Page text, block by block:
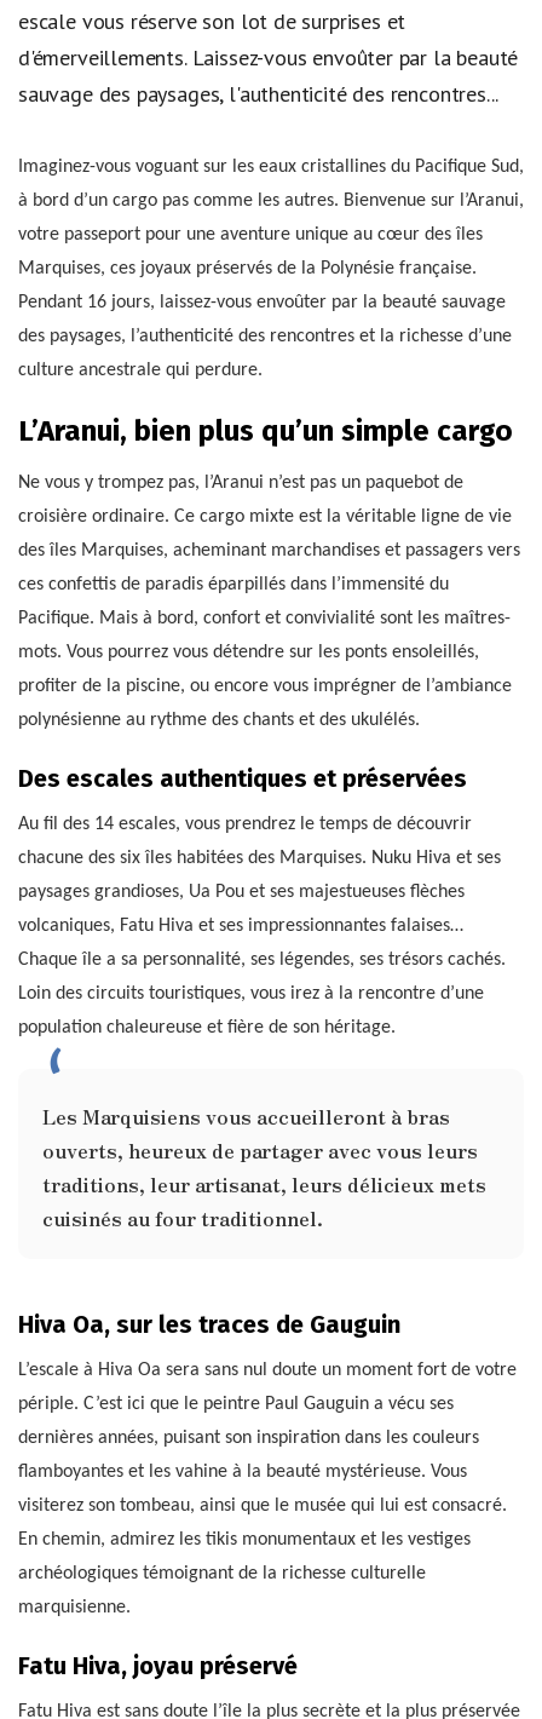
escale vous réserve son lot de surprises et
d'émerveillements. Laissez-vous envoûter par la beauté
sauvage des paysages, l'authenticité des rencontres...
Imaginez-vous voguant sur les eaux cristallines du Pacifique Sud,
à bord d’un cargo pas comme les autres. Bienvenue sur l’Aranui,
votre passeport pour une aventure unique au cœur des îles
Marquises, ces joyaux préservés de la Polynésie française.
Pendant 16 jours, laissez-vous envoûter par la beauté sauvage
des paysages, l’authenticité des rencontres et la richesse d’une
culture ancestrale qui perdure.
L’Aranui, bien plus qu’un simple cargo
Ne vous y trompez pas, l’Aranui n’est pas un paquebot de
croisière ordinaire. Ce cargo mixte est la véritable ligne de vie
des îles Marquises, acheminant marchandises et passagers vers
ces confettis de paradis éparpillés dans l’immensité du
Pacifique. Mais à bord, confort et convivialité sont les maîtres-
mots. Vous pourrez vous détendre sur les ponts ensoleillés,
profiter de la piscine, ou encore vous imprégner de l’ambiance
polynésienne au rythme des chants et des ukulélés.
Des escales authentiques et préservées
Au fil des 14 escales, vous prendrez le temps de découvrir
chacune des six îles habitées des Marquises. Nuku Hiva et ses
paysages grandioses, Ua Pou et ses majestueuses flèches
volcaniques, Fatu Hiva et ses impressionnantes falaises…
Chaque île a sa personnalité, ses légendes, ses trésors cachés.
Loin des circuits touristiques, vous irez à la rencontre d’une
population chaleureuse et fière de son héritage.
Les Marquisiens vous accueilleront à bras
ouverts, heureux de partager avec vous leurs
traditions, leur artisanat, leurs délicieux mets
cuisinés au four traditionnel.
Hiva Oa, sur les traces de Gauguin
L’escale à Hiva Oa sera sans nul doute un moment fort de votre
périple. C’est ici que le peintre Paul Gauguin a vécu ses
dernières années, puisant son inspiration dans les couleurs
flamboyantes et les vahine à la beauté mystérieuse. Vous
visiterez son tombeau, ainsi que le musée qui lui est consacré.
En chemin, admirez les tikis monumentaux et les vestiges
archéologiques témoignant de la richesse culturelle
marquisienne.
Fatu Hiva, joyau préservé
Fatu Hiva est sans doute l’île la plus secrète et la plus préservée